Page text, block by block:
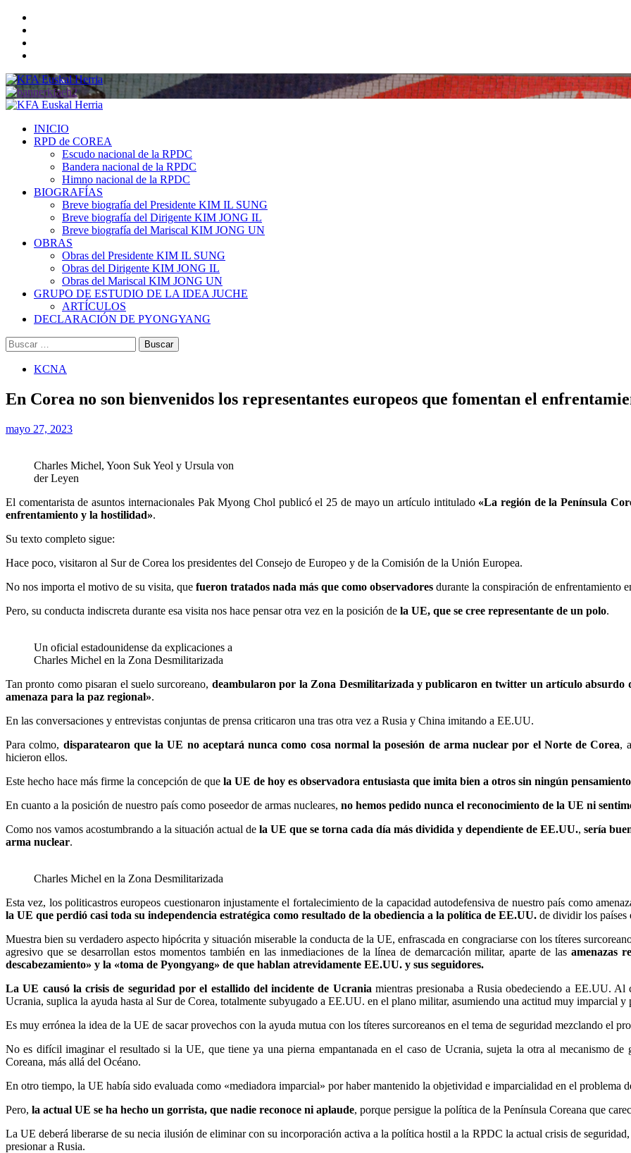
Saltar
contenido
Menú
INICIO
RPD de COREA
Escudo nacional de la RPDC
Bandera nacional de la RPDC
Himno nacional de la RPDC
BIOGRAFÍAS
Breve biografía del Presidente KIM IL SUNG
Breve biografía del Dirigente KIM JONG IL
Breve biografía del Mariscal KIM JONG UN
OBRAS
Obras del Presidente KIM IL SUNG
Obras del Dirigente KIM JONG IL
Obras del Mariscal KIM JONG UN
GRUPO DE ESTUDIO DE LA IDEA JUCHE
ARTÍCULOS
DECLARACIÓN DE PYONGYANG
Buscar:
KCNA
En Corea no son bienvenidos los representantes europeos que fomentan el
mayo 27, 2023
Charles Michel, Yoon Suk Yeol y Ursula von
der Leyen
El comentarista de asuntos internacionales Pak Myong Chol publicó el 25 de mayo un artículo intitulado «La región de la Península
enfrentamiento y la hostilidad».
Su texto completo sigue:
Hace poco, visitaron al Sur de Corea los presidentes del Consejo de Europeo y de la Comisión de la Unión Europea.
No nos importa el motivo de su visita, que fueron tratados nada más que como observadores durante la conspiración de enfrentamiento
Pero, su conducta indiscreta durante esa visita nos hace pensar otra vez en la posición de la UE, que se cree representante de un polo.
Un oficial estadounidense da explicaciones a
Charles Michel en la Zona Desmilitarizada
Tan pronto como pisaran el suelo surcoreano, deambularon por la Zona Desmilitarizada y publicaron en twitter un artículo absurdo
amenaza para la paz regional».
En las conversaciones y entrevistas conjuntas de prensa criticaron una tras otra vez a Rusia y China imitando a EE.UU.
Para colmo, disparatearon que la UE no aceptará nunca como cosa normal la posesión de arma nuclear por el Norte de Corea,
hicieron ellos.
Este hecho hace más firme la concepción de que la UE de hoy es observadora entusiasta que imita bien a otros sin ningún
En cuanto a la posición de nuestro país como poseedor de armas nucleares, no hemos pedido nunca el reconocimiento de la UE ni
Como nos vamos acostumbrando a la situación actual de la UE que se torna cada día más dividida y dependiente de EE.UU., sería
arma nuclear.
Charles Michel en la Zona Desmilitarizada
Esta vez, los politicastros europeos cuestionaron injustamente el fortalecimiento de la capacidad autodefensiva de nuestro país como
la UE que perdió casi toda su independencia estratégica como resultado de la obediencia a la política de EE.UU. de dividir los países
Muestra bien su verdadero aspecto hipócrita y situación miserable la conducta de la UE, enfrascada en congraciarse con los títeres
agresivo que se desarrollan estos momentos también en las inmediaciones de la línea de demarcación militar, aparte de lasamenazas
descabezamiento» y la «toma de Pyongyang» de que hablan atrevidamente EE.UU. y sus seguidores.
La UE causó la crisis de seguridad por el estallido del incidente de Ucrania mientras presionaba a Rusia obedeciendo a EE.UU. Al
Ucrania, suplica la ayuda hasta al Sur de Corea, totalmente subyugado a EE.UU. en el plano militar, asumiendo una actitud muy imparcial
Es muy errónea la idea de la UE de sacar provechos con la ayuda mutua con los títeres surcoreanos en el tema de seguridad mezclando el
No es difícil imaginar el resultado si la UE, que tiene ya una pierna empantanada en el caso de Ucrania, sujeta la otra al mecanismo
Coreana, más allá del Océano.
En otro tiempo, la UE había sido evaluada como «mediadora imparcial» por haber mantenido la objetividad e imparcialidad en el problema
Pero, la actual UE se ha hecho un gorrista, que nadie reconoce ni aplaude, porque persigue la política de la Península Coreana que
La UE deberá liberarse de su necia ilusión de eliminar con su incorporación activa a la política hostil a la RPDC la actual crisis de
presionar a Rusia.